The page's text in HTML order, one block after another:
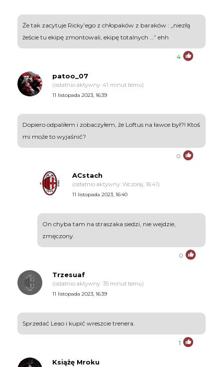
Że tak zacytuje Ricky’ego z chłopaków z baraków : „niezłą
żeście tu ekipę zmontowali, ekipę totalnych …” ehh
4
patoo_07
(ostatnio aktywny: 41 minut temu)
11 listopada 2023, 16:39
Dopiero odpaliłem i zobaczyłem, że Loftus na ławce był?! Ktoś
mi może to wyjaśnić?
0
ACstach
(ostatnio aktywny: Wczoraj, 16:41)
11 listopada 2023, 16:40
On chyba tam na straszaka siedzi, nie wejdzie,
zmęczony.
0
Trzesuaf
(ostatnio aktywny: 35 minut temu)
11 listopada 2023, 16:39
Sprzedać Leao i kupić wreszcie trenera.
1
Książę Mroku